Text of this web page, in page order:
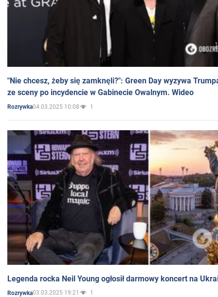
"Nie chcesz, żeby się zamknęli?": Green Day wyzywa
ze sceny po incydencie w Gabinecie Owalnym. Wideo
Rozrywka04.03.2025 10:08 1
Legenda rocka Neil Young ogłosił darmowy koncert na
Rozrywka03.03.2025 19:21 1